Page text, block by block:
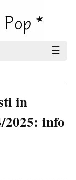
☰
in
2025: info